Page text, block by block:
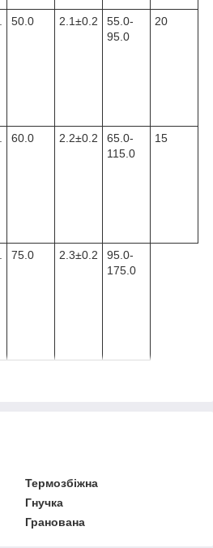
50.0 2.1±0.2
55.0-
95.0
20
60.0 2.2±0.2
65.0-
115.0
15
75.0 2.3±0.2
95.0-
175.0
Термозбіжна
Гнучка
Гранована